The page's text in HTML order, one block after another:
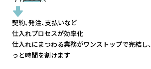
契約、発注、支払いなど
仕入れプロセスが効率化
仕入れにまつわる業務がワンストップで完結し、
っと時間を割けます